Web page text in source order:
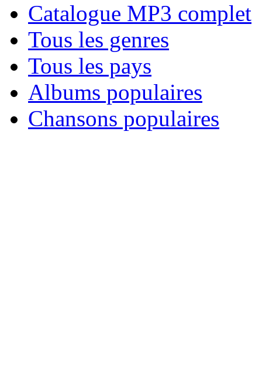
Catalogue MP3 complet
Tous les genres
Tous les pays
Albums populaires
Chansons populaires